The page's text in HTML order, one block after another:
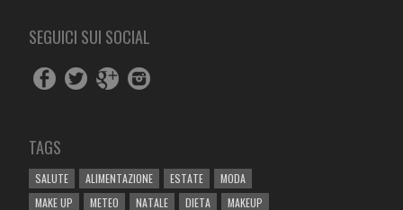
SEGUICI SUI SOCIAL
TAGS
SALUTE ALIMENTAZIONE ESTATE
MODA
MAKE UP
METEO NATALE DIETA MAKEUP